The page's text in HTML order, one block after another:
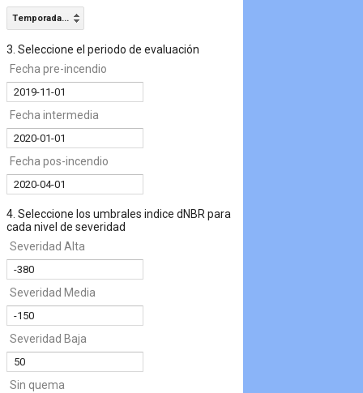
Temporada...
3. Seleccione el periodo de evaluación
Fecha pre-incendio
Fecha intermedia
Fecha pos-incendio
4. Seleccione los umbrales indice dNBR para
cada nivel de severidad
Severidad Alta
Severidad Media
Severidad Baja
Sin quema